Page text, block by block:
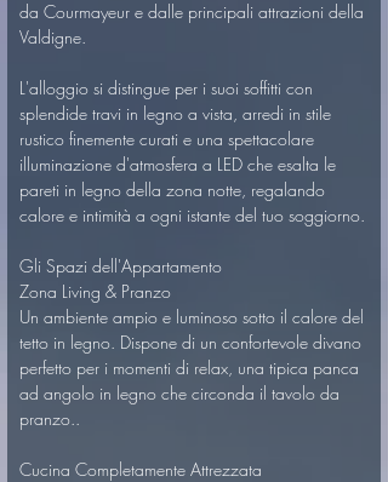
da Courmayeur e dalle principali attrazioni della
Valdigne.
L'alloggio si distingue per i suoi soffitti con
splendide travi in legno a vista, arredi in stile
rustico finemente curati e una spettacolare
illuminazione d'atmosfera a LED che esalta le
pareti in legno della zona notte, regalando
calore e intimità a ogni istante del tuo soggiorno.
Gli Spazi dell'Appartamento
Zona Living & Pranzo
Un ambiente ampio e luminoso sotto il calore del
tetto in legno. Dispone di un confortevole divano
perfetto per i momenti di relax, una tipica panca
ad angolo in legno che circonda il tavolo da
pranzo..
Cucina Completamente Attrezzata